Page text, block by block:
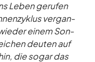
Le­ben ge­ru­fen
ver­gan­
ei­nem Son­
deu­ten auf
die so­gar das